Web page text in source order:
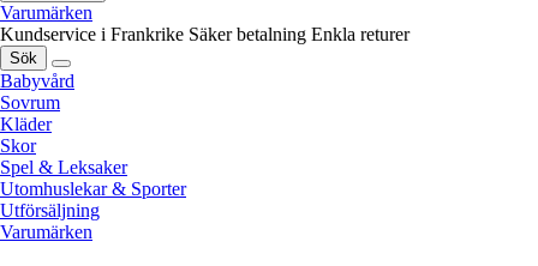
Varumärken
Kundservice i Frankrike Säker betalning Enkla returer
Sök
Babyvård
Sovrum
Kläder
Skor
Spel & Leksaker
Utomhuslekar & Sporter
Utförsäljning
Varumärken